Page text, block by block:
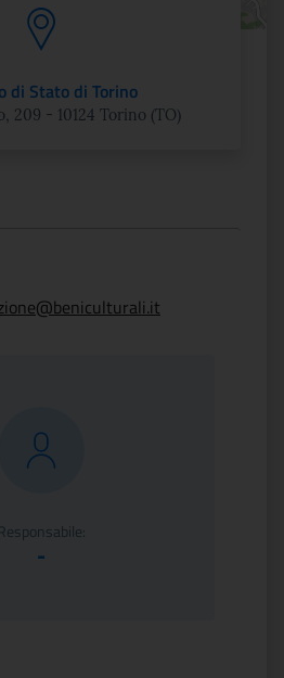
di Stato di Torino
209 - 10124 Torino (TO)
Responsabile:
-